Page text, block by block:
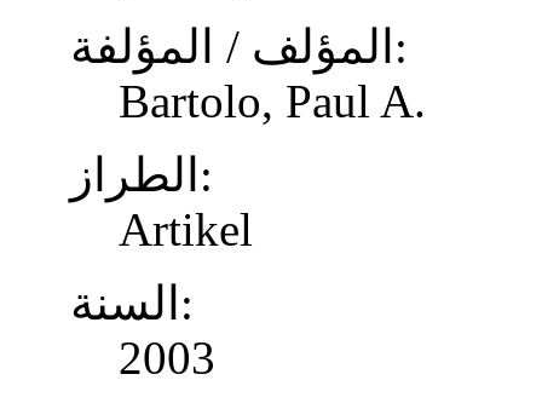
المؤلف / المؤلفة:
Bartolo, Paul A.
الطراز:
Artikel
السنة:
2003